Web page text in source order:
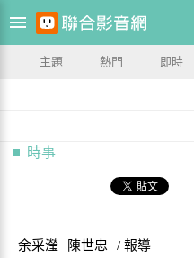
主題 熱門 即時
時事
余采瀅 陳世忠 / 報導